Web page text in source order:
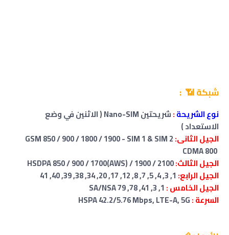
شبكة 📶 :
نوع الشريحة:
شريحتين Nano-SIM ( الاثنين في وضع
الاستعداد )
الجيل الثانى:
الجيل الثالث:
الجيل الرابع:
الجيل الخامس :
السرعة :